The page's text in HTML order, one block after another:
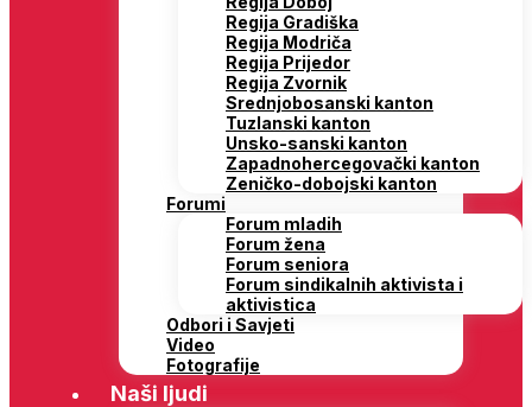
Regija Gradiška
Regija Modriča
Regija Prijedor
Regija Zvornik
Srednjobosanski kanton
Tuzlanski kanton
Unsko-sanski kanton
Zapadnohercegovački kanton
Zeničko-dobojski kanton
Forumi
Forum mladih
Forum žena
Forum seniora
Forum sindikalnih aktivista i
aktivistica
Odbori i Savjeti
Video
Fotografije
Naši ljudi